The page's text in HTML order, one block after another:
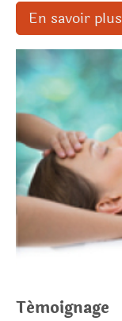
En savoir plus
Témoignage